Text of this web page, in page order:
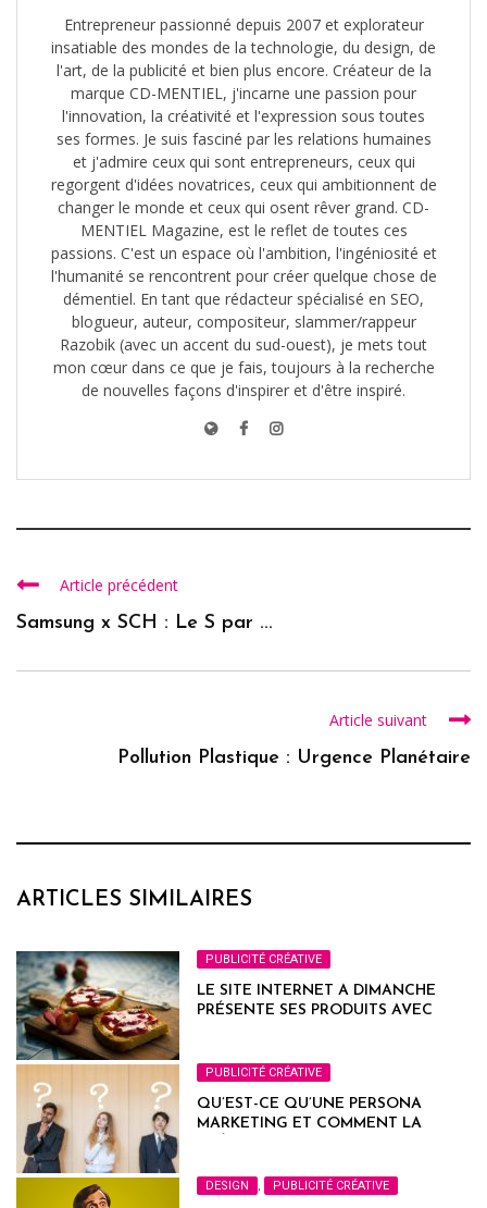
Entrepreneur passionné depuis 2007 et explorateur
insatiable des mondes de la technologie, du design, de
l'art, de la publicité et bien plus encore. Créateur de la
marque CD-MENTIEL, j'incarne une passion pour
l'innovation, la créativité et l'expression sous toutes
ses formes. Je suis fasciné par les relations humaines
et j'admire ceux qui sont entrepreneurs, ceux qui
regorgent d'idées novatrices, ceux qui ambitionnent de
changer le monde et ceux qui osent rêver grand. CD-
MENTIEL Magazine, est le reflet de toutes ces
passions. C'est un espace où l'ambition, l'ingéniosité et
l'humanité se rencontrent pour créer quelque chose de
démentiel. En tant que rédacteur spécialisé en SEO,
blogueur, auteur, compositeur, slammer/rappeur
Razobik (avec un accent du sud-ouest), je mets tout
mon cœur dans ce que je fais, toujours à la recherche
de nouvelles façons d'inspirer et d'être inspiré.
Article précédent
Samsung x SCH : Le S par ...
Article suivant
Pollution Plastique : Urgence Planétaire
ARTICLES SIMILAIRES
PUBLICITÉ CRÉATIVE
LE SITE INTERNET A DIMANCHE
PRÉSENTE SES PRODUITS AVEC
PUBLICITÉ CRÉATIVE
QU’EST-CE QU’UNE PERSONA
MARKETING ET COMMENT LA
DESIGN , PUBLICITÉ CRÉATIVE